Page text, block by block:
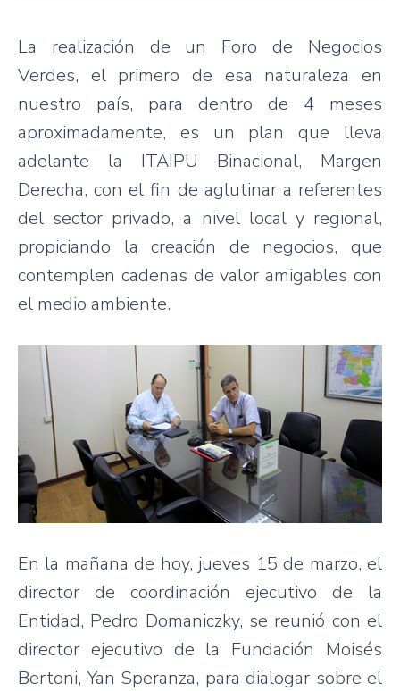
La realización de un Foro de Negocios
Verdes, el primero de esa naturaleza en
nuestro país, para dentro de 4 meses
aproximadamente, es un plan que lleva
adelante la ITAIPU Binacional, Margen
Derecha, con el fin de aglutinar a referentes
del sector privado, a nivel local y regional,
propiciando la creación de negocios, que
contemplen cadenas de valor amigables con
el medio ambiente.
En la mañana de hoy, jueves 15 de marzo, el
director de coordinación ejecutivo de la
Entidad, Pedro Domaniczky, se reunió con el
director ejecutivo de la Fundación Moisés
Bertoni, Yan Speranza, para dialogar sobre el